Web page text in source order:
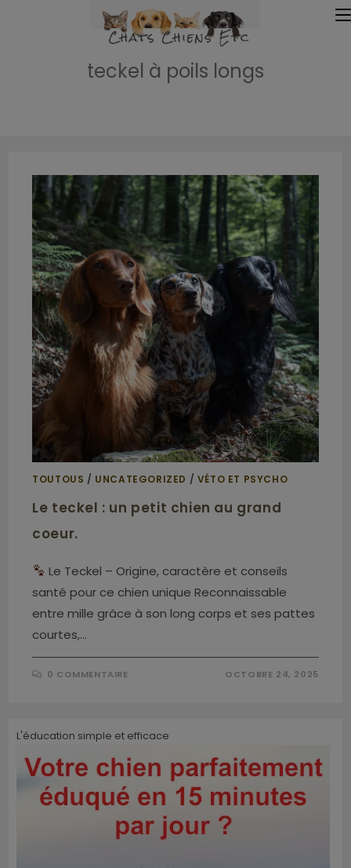
teckel à poils longs
TOUTOUS / UNCATEGORIZED / VÉTO ET PSYCHO
Le teckel : un petit chien au grand
coeur.
Le Teckel – Origine, caractère et conseils
santé pour ce chien unique Reconnaissable
entre mille grâce à son long corps et ses pattes
courtes,…
0 COMMENTAIRE OCTOBRE 24, 2025
L'éducation simple et efficace